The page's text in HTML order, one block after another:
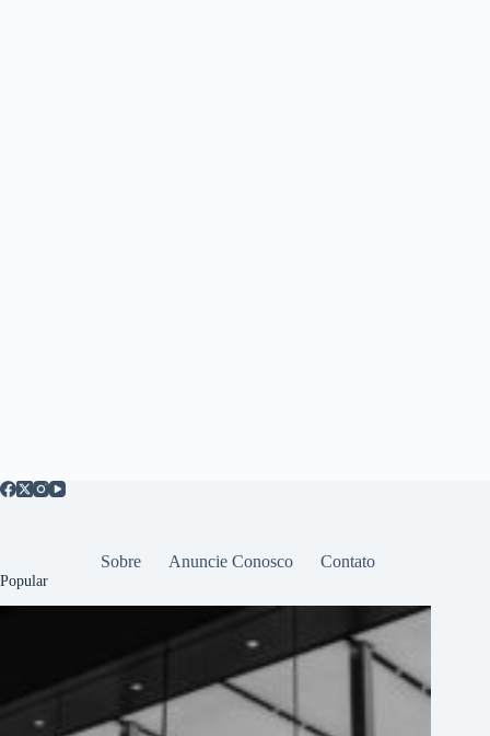
Sobre Anuncie Conosco Contato
Popular